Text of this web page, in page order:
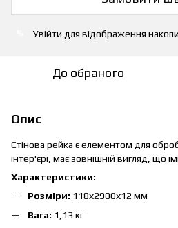
Увійти для відображення
До обраного
Опис
Стінова рейка є елементом для
інтер'єрі, має зовнішній вигляд, що
Характеристики:
Розміри: 118х2900х12 мм
Вага: 1,13 кг